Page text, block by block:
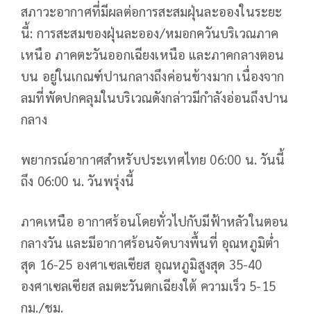
สภาวะอากาศที่มีผลต่อการสะสมฝุ่นละอองในระยะ
นี้: การสะสมของฝุ่นละออง/หมอกควันบริเวณภาค
เหนือ ภาคตะวันออกเฉียงเหนือ และภาคกลางตอน
บน อยู่ในเกณฑ์ปานกลางถึงค่อนข้างมาก เนื่องจาก
ลมที่พัดปกคลุมในบริเวณดังกล่าวมีกำลังอ่อนถึงปาน
กลาง
พยากรณ์อากาศสำหรับประเทศไทย 06:00 น. วันนี้
ถึง 06:00 น. วันพรุ่งนี้
ภาคเหนือ อากาศร้อนโดยทั่วไปกับมีฟ้าหลัวในตอน
กลางวัน และมีอากาศร้อนจัดบางพื้นที่ อุณหภูมิต่ำ
สุด 16-25 องศาเซลเซียส อุณหภูมิสูงสุด 35-40
องศาเซลเซียส ลมตะวันตกเฉียงใต้ ความเร็ว 5-15
กม./ชม.